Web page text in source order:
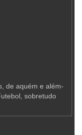
de aquém e além-
sobretudo